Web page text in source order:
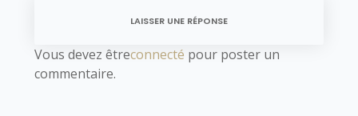
LAISSER UNE RÉPONSE
Vous devez êtreconnecté pour poster un
commentaire.